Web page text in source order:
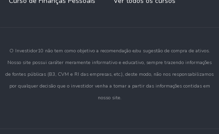
O Investidor10 não tem como objetivo a recomendação e/ou sugestão de compra de ativos.
Nosso site possui caráter meramente informativo e educativo, sempre trazendo informações
de fontes públicas (B3, CVM e RI das empresas, etc.), deste modo, não nos responsabilizamos
por qualquer decisão que o investidor venha a tomar a partir das informações contidas em
nosso site.